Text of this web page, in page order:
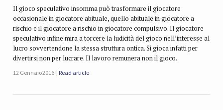
Il gioco speculativo insomma può trasformare il giocatore
occasionale in giocatore abituale, quello abituale in giocatore a
rischio e il giocatore a rischio in giocatore compulsivo. Il giocatore
speculativo infine mira a torcere la ludicità del gioco nell’interesse al
lucro sovvertendone la stessa struttura ontica. Si gioca infatti per
divertirsi non per lucrare. Il lavoro remunera non il gioco.
12 Gennaio 2016 Read article